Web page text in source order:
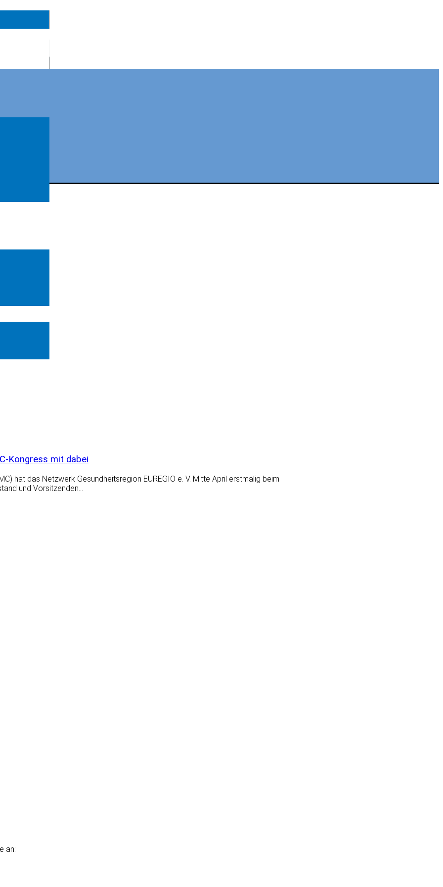
Kongress mit dabei
hat das Netzwerk Gesundheitsregion EUREGIO e. V. Mitte April erstmalig beim
und Vorsitzenden…
an: